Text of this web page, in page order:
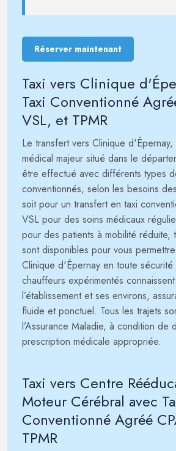
Réserver maintenant
Taxi vers Clinique
Taxi Conventionné
VSL, et TPMR
Le transfert vers Clinique d'Épernay,
médical majeur situé dans le
être effectué avec différents types
conventionnés, selon les besoins
soit pour un transfert en taxi
VSL pour des soins médicaux
pour des patients à mobilité réduite,
sont disponibles pour vous
Clinique d'Épernay en toute
chauffeurs expérimentés
l’établissement et ses environs,
fluide et ponctuel. Tous les trajets
l’Assurance Maladie, à condition de
prescription médicale appropriée.
Taxi vers Centre
Moteur Cérébral avec
Conventionné Agréé
TPMR